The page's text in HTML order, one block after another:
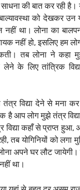
की बात कर रही है।
को देखकर उन
नहीं था। लोना का
नहीं हो, इसलिए हम
तब लोना ने कहा
के लिए तांत्रिक
तंत्र विद्या देने से मना
है आप लोग मुझे तंत्र
विद्या कहाँ से प्राप्त
तब योगिनियों को लगा
अपने घर लौट जायेगी।
था।